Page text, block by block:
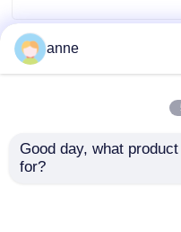
anne
Good day, what
for?